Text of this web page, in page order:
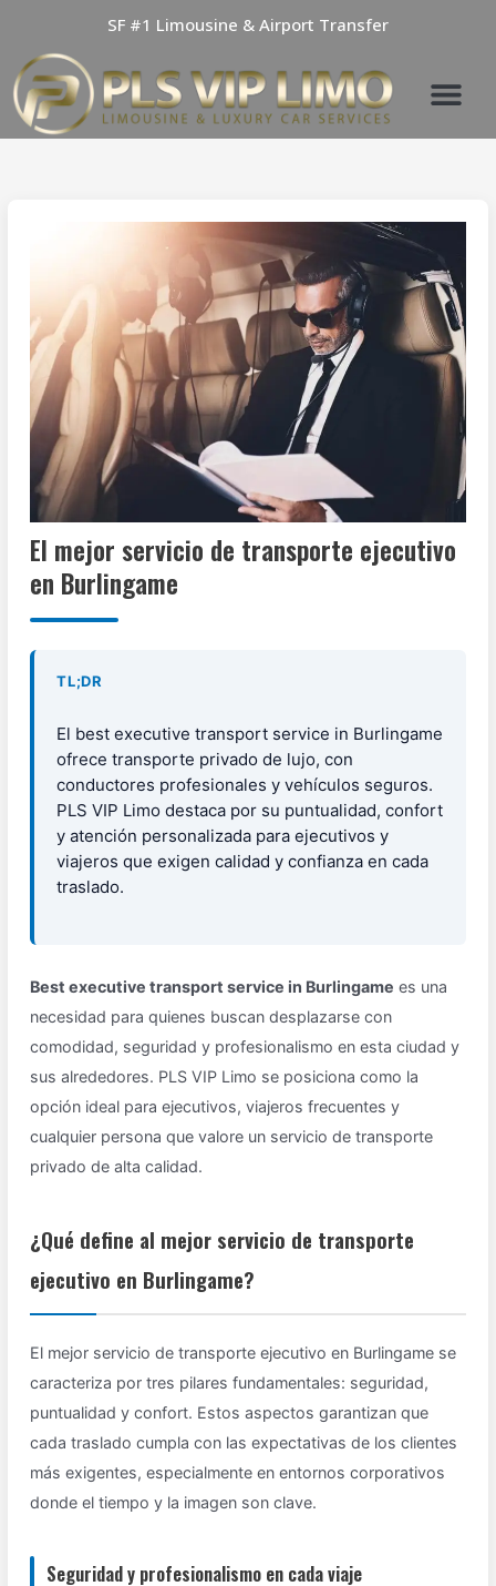
content
SF #1 Limousine & Airport Transfer
El mejor servicio de transporte ejecutivo
en Burlingame
TL;DR
El best executive transport service in Burlingame
ofrece transporte privado de lujo, con
conductores profesionales y vehículos seguros.
PLS VIP Limo destaca por su puntualidad, confort
y atención personalizada para ejecutivos y
viajeros que exigen calidad y confianza en cada
traslado.
Best executive transport service in Burlingame es una
necesidad para quienes buscan desplazarse con
comodidad, seguridad y profesionalismo en esta ciudad y
sus alrededores. PLS VIP Limo se posiciona como la
opción ideal para ejecutivos, viajeros frecuentes y
cualquier persona que valore un servicio de transporte
privado de alta calidad.
¿Qué define al mejor servicio de transporte
ejecutivo en Burlingame?
El mejor servicio de transporte ejecutivo en Burlingame se
caracteriza por tres pilares fundamentales: seguridad,
puntualidad y confort. Estos aspectos garantizan que
cada traslado cumpla con las expectativas de los clientes
más exigentes, especialmente en entornos corporativos
donde el tiempo y la imagen son clave.
Seguridad y profesionalismo en cada viaje